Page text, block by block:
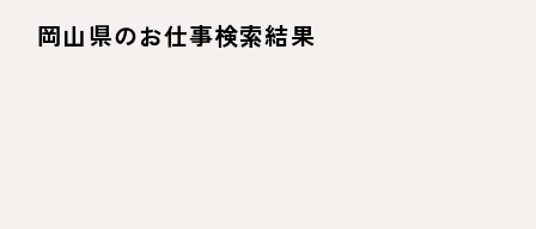
岡山県のお仕事検索結果